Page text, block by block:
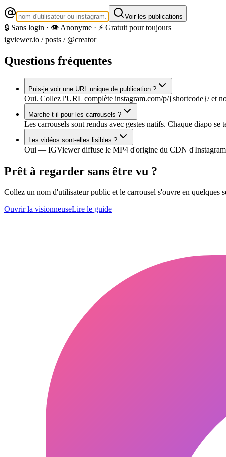
Voir les publications
🔒 Sans login · 👁️ Anonyme · ⚡ Gratuit pour toujours
igviewer.io /posts / @creator
Questions fréquentes
Puis-je voir une URL unique de publication ?
Oui. Collez l'URL complète instagram.com/p/{shortcode}/ et
Marche-t-il pour les carrousels ?
Les carrousels sont rendus avec gestes natifs. Chaque diapo se
Les vidéos sont-elles lisibles ?
Oui — IGViewer diffuse le MP4 d'origine du CDN
Prêt à regarder sans être vu ?
Collez un nom d'utilisateur public et le carrousel s'ouvre en quelques
Ouvrir la visionneuseLire le guide